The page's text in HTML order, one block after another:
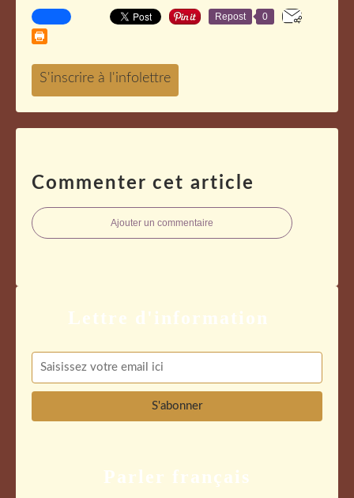
Repost 0
Commenter cet article
Ajouter un commentaire
Parler français